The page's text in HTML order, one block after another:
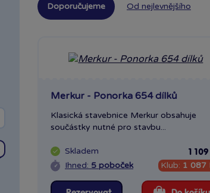
Doporučujeme Od nejlevnějšího
Merkur - Ponorka 654 dílků
Klasická stavebnice Merkur obsahuje
součástky nutné pro stavbu...
Skladem
Ihned: 5 poboček
1
Klub: 1 087